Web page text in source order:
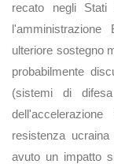
recato negli
ulteriore sostegno
probabilmente
(sistemi di
resistenza
avuto un impatto